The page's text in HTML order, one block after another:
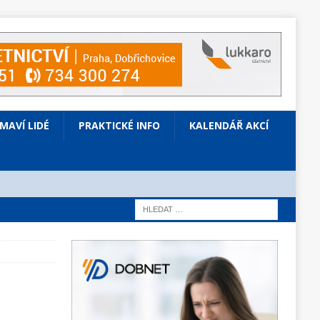
LIDÉ PRAKTICKÉ INFO KALENDÁŘ AKCÍ